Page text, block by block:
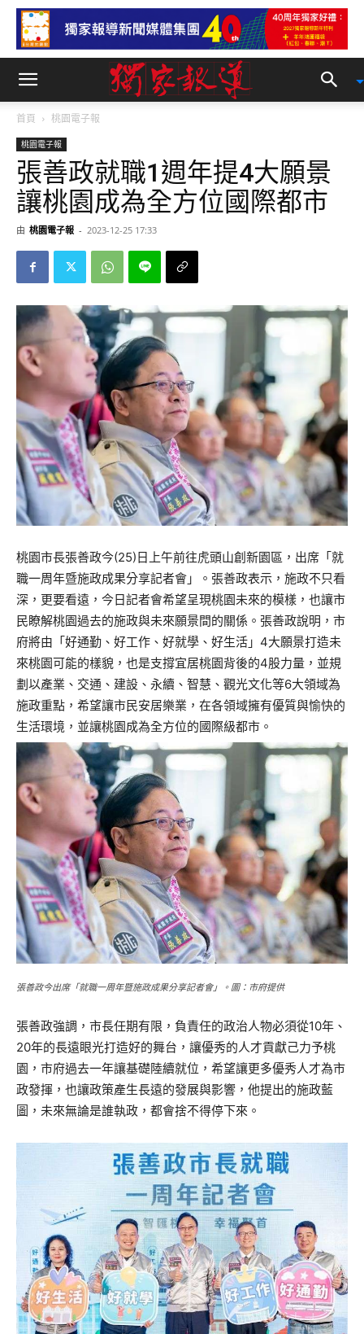
首頁 桃園電子報
桃園電子報
張善政就職1週年提4大願景
讓桃園成為全方位國際都市
由 桃園電子報 - 2023-12-25 17:33
桃園市長張善政今(25)日上午前往虎頭山創新園區，出席「就
職一周年暨施政成果分享記者會」。張善政表示，施政不只看
深，更要看遠，今日記者會希望呈現桃園未來的模樣，也讓市
民瞭解桃園過去的施政與未來願景間的關係。張善政說明，市
府將由「好通勤、好工作、好就學、好生活」4大願景打造未
來桃園可能的樣貌，也是支撐宜居桃園背後的4股力量，並規
劃以產業、交通、建設、永續、智慧、觀光文化等6大領域為
施政重點，希望讓市民安居樂業，在各領域擁有優質與愉快的
生活環境，並讓桃園成為全方位的國際級都市。
張善政今出席「就職一周年暨施政成果分享記者會」。圖：市府提供
張善政強調，市長任期有限，負責任的政治人物必須從10年、
20年的長遠眼光打造好的舞台，讓優秀的人才貢獻己力予桃
園，市府過去一年讓基礎陸續就位，希望讓更多優秀人才為市
政發揮，也讓政策產生長遠的發展與影響，他提出的施政藍
圖，未來無論是誰執政，都會捨不得停下來。